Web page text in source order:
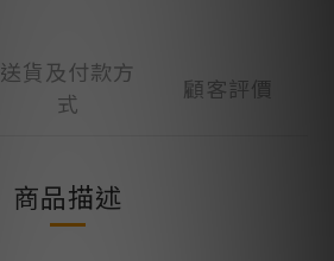
送貨及付款方
式
顧客評價
商品描述